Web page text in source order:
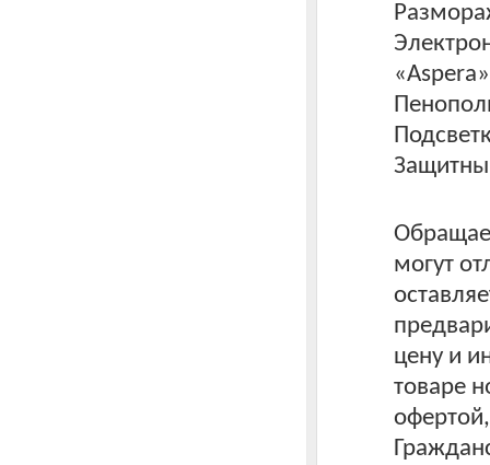
«Aspera»
могут
цену и
товаре